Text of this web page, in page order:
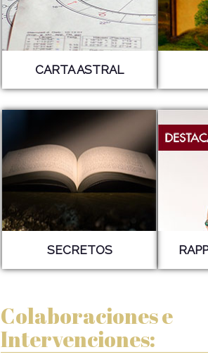
CARTA ASTRAL
SECRETOS
Colaboraciones e
Intervenciones: